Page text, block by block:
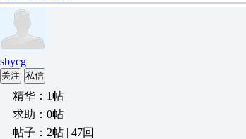
sbycg
关注 私信
精华：1帖
求助：0帖
帖子：2帖 | 47回